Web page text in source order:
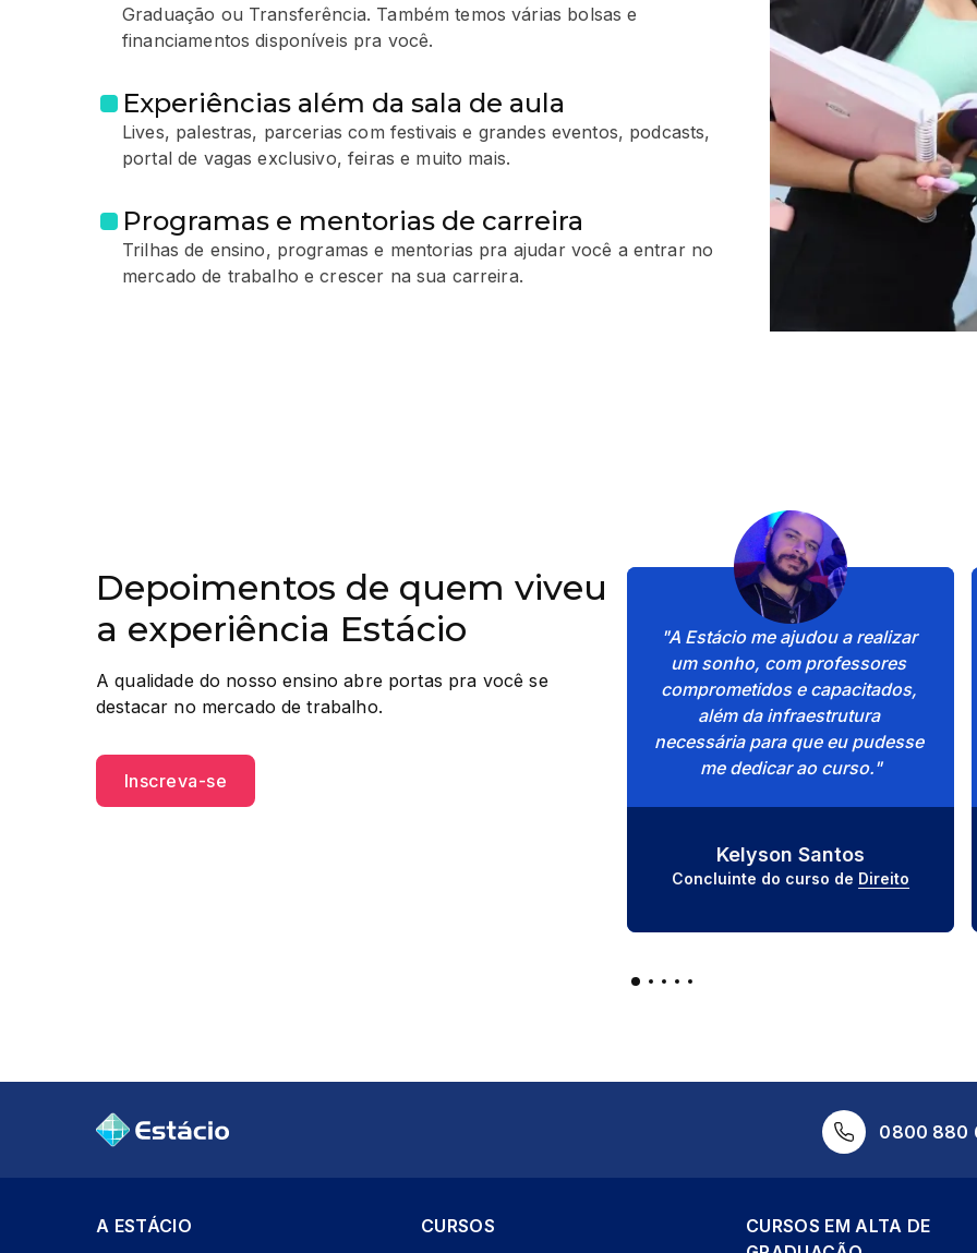
Graduação ou Transferência. Também temos várias bolsas e
financiamentos disponíveis pra você.
Experiências além da sala de aula
Lives, palestras, parcerias com festivais e grandes eventos, podcasts,
portal de vagas exclusivo, feiras e muito mais.
Programas e mentorias de carreira
Trilhas de ensino, programas e mentorias pra ajudar você a entrar no
mercado de trabalho e crescer na sua carreira.
Depoimentos de quem viveu
a experiência Estácio
A qualidade do nosso ensino abre portas pra você se
destacar no mercado de trabalho.
Inscreva-se
"A Estácio me ajudou a realizar
um sonho, com professores
comprometidos e capacitados,
além da infraestrutura
necessária para que eu pudesse
me dedicar ao curso."
Kelyson Santos
Concluinte do curso de Direito
0800 880
A ESTÁCIO
CURSOS
CURSOS EM ALTA DE